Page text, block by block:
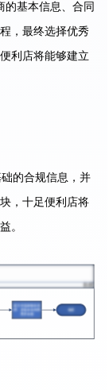
的基本信息、合同
，最终选择优秀
利店将能够建立
的合规信息，并
，十足便利店将
。